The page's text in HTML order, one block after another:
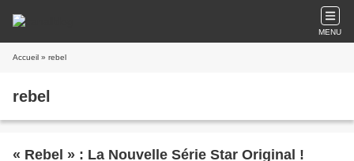
MENU
Accueil » rebel
rebel
« Rebel » : La Nouvelle Série Star Original !